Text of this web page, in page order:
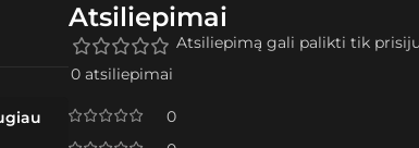
Atsiliepimai
0 atsiliepimai
0
Atsiliepimą gali palikti tik